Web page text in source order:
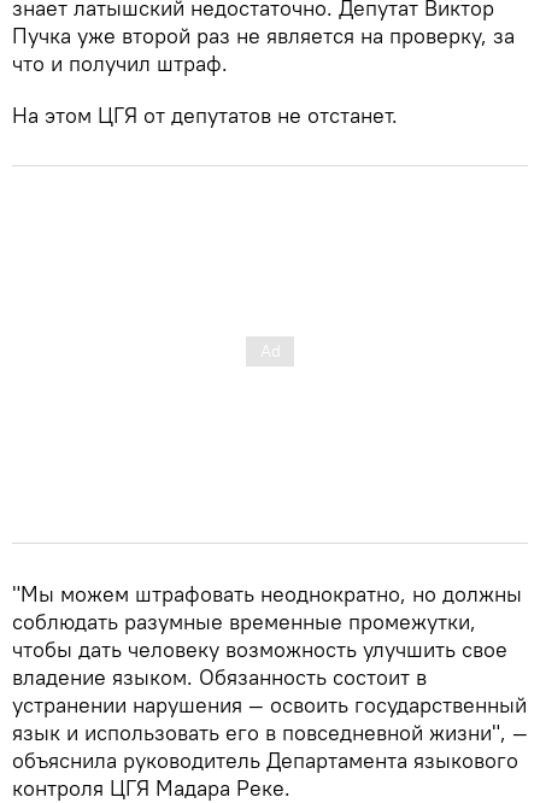
знает латышский недостаточно. Депутат Виктор
Пучка уже второй раз не является на проверку, за
что и получил штраф.
На этом ЦГЯ от депутатов не отстанет.
"Мы можем штрафовать неоднократно, но должны
соблюдать разумные временные промежутки,
чтобы дать человеку возможность улучшить свое
владение языком. Обязанность состоит в
устранении нарушения — освоить государственный
язык и использовать его в повседневной жизни", —
объяснила руководитель Департамента языкового
контроля ЦГЯ Мадара Реке.